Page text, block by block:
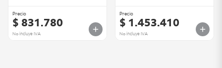
Precio
$ 831.780
No incluye IVA
Precio
$ 1.453.410
No incluye IVA